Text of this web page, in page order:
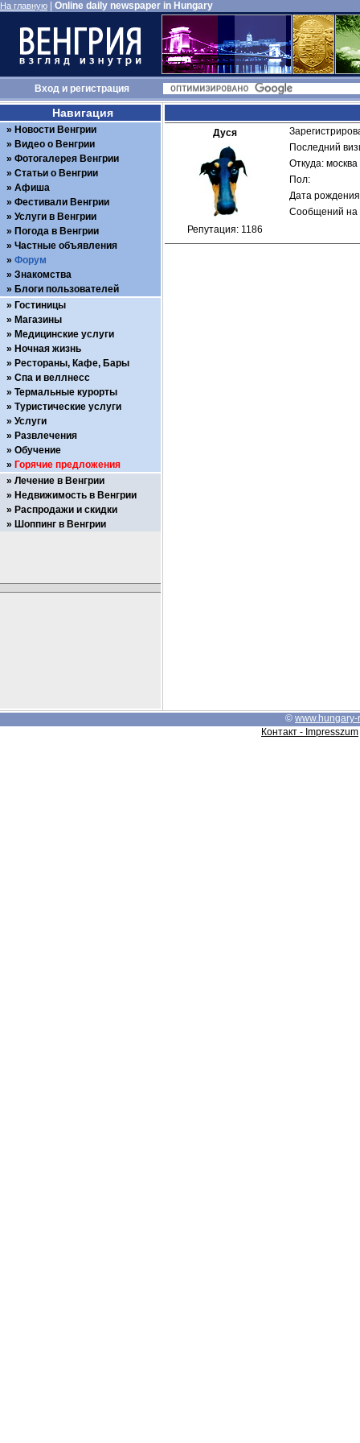
На главную Online daily newspaper in Hungary
Входи регистрация
Дуся
Репутация: 1186
Последний
Откуда: москва
Пол:
Дата
Сообщений на
Навигация
Новости Венгрии
Видео о Венгрии
Фотогалерея Венгрии
Статьи о Венгрии
Афиша
Фестивали Венгрии
Услуги в Венгрии
Погода в Венгрии
Частные объявления
Форум
Знакомства
Блоги пользователей
Гостиницы
Магазины
Медицинские услуги
Ночная жизнь
Рестораны, Кафе, Бары
Спа и веллнесс
Термальные курорты
Туристические услуги
Услуги
Развлечения
Обучение
Горячие предложения
Лечение в Венгрии
Недвижимость в Венгрии
Распродажи и скидки
Шоппинг в Венгрии
© www.hungary-
Контакт - Impresszum